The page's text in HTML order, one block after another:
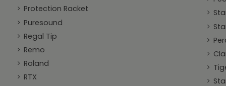
Protection Racket
Puresound
Regal Tip
Remo
Roland
RTX